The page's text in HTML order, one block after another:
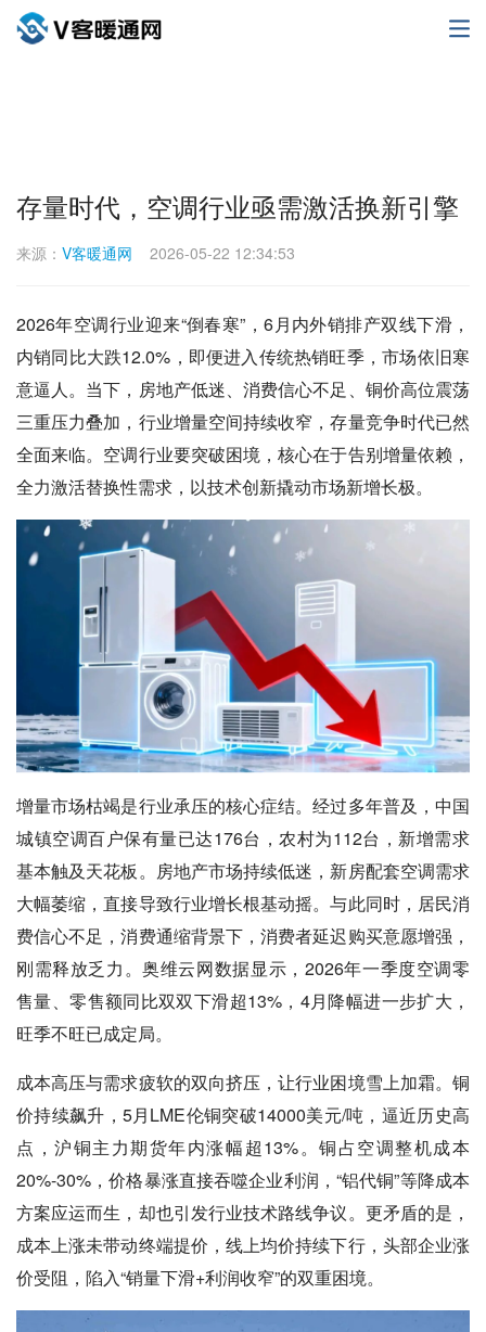
存量时代，空调行业亟需激活换新引擎
来源： V客暖通网 2026-05-22 12:34:53
2026年空调行业迎来“倒春寒”，6月内外销排产双线下滑，
内销同比大跌12.0%，即便进入传统热销旺季，市场依旧寒
意逼人。当下，房地产低迷、消费信心不足、铜价高位震荡
三重压力叠加，行业增量空间持续收窄，存量竞争时代已然
全面来临。空调行业要突破困境，核心在于告别增量依赖，
全力激活替换性需求，以技术创新撬动市场新增长极。
增量市场枯竭是行业承压的核心症结。经过多年普及，中国
城镇空调百户保有量已达176台，农村为112台，新增需求
基本触及天花板。房地产市场持续低迷，新房配套空调需求
大幅萎缩，直接导致行业增长根基动摇。与此同时，居民消
费信心不足，消费通缩背景下，消费者延迟购买意愿增强，
刚需释放乏力。奥维云网数据显示，2026年一季度空调零
售量、零售额同比双双下滑超13%，4月降幅进一步扩大，
旺季不旺已成定局。
成本高压与需求疲软的双向挤压，让行业困境雪上加霜。铜
价持续飙升，5月LME伦铜突破14000美元/吨，逼近历史高
点，沪铜主力期货年内涨幅超13%。铜占空调整机成本
20%-30%，价格暴涨直接吞噬企业利润，“铝代铜”等降成本
方案应运而生，却也引发行业技术路线争议。更矛盾的是，
成本上涨未带动终端提价，线上均价持续下行，头部企业涨
价受阻，陷入“销量下滑+利润收窄”的双重困境。